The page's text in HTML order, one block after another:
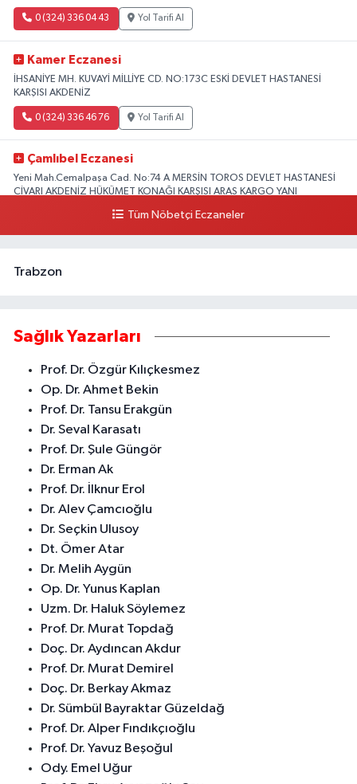
0 (324) 336 04 43 Yol Tarifi Al
Kamer Eczanesi
İHSANİYE MH. KUVAYİ MİLLİYE CD. NO:173C ESKİ DEVLET HASTANESİ
KARŞISI AKDENİZ
0 (324) 336 46 76 Yol Tarifi Al
Çamlıbel Eczanesi
Yeni Mah.Cemalpaşa Cad. No:74 A MERSİN TOROS DEVLET HASTANESİ
CİVARI AKDENİZ HÜKÜMET KONAĞI KARŞISI ARAS KARGO YANI
Yol Tarifi Al
Tüm Nöbetçi Eczaneler
Trabzon
Sağlık Yazarları
Prof. Dr. Özgür Kılıçkesmez
Op. Dr. Ahmet Bekin
Prof. Dr. Tansu Erakgün
Dr. Seval Karasatı
Prof. Dr. Şule Güngör
Dr. Erman Ak
Prof. Dr. İlknur Erol
Dr. Alev Çamcıoğlu
Dr. Seçkin Ulusoy
Dt. Ömer Atar
Dr. Melih Aygün
Op. Dr. Yunus Kaplan
Uzm. Dr. Haluk Söylemez
Prof. Dr. Murat Topdağ
Doç. Dr. Aydıncan Akdur
Prof. Dr. Murat Demirel
Doç. Dr. Berkay Akmaz
Dr. Sümbül Bayraktar Güzeldağ
Prof. Dr. Alper Fındıkçıoğlu
Prof. Dr. Yavuz Beşoğul
Ody. Emel Uğur